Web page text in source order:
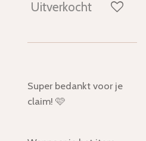
Uitverkocht
Super bedankt voor je
claim! 🩷